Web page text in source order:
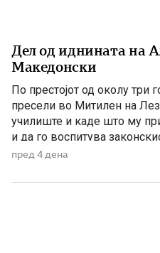
Дел од иднината на
Македонски
По престојот од околу три
пресели во Митилен на
училиште и каде што му
и да го воспитува
Македонија. Годините на
најславниот […]
пред 4 дена